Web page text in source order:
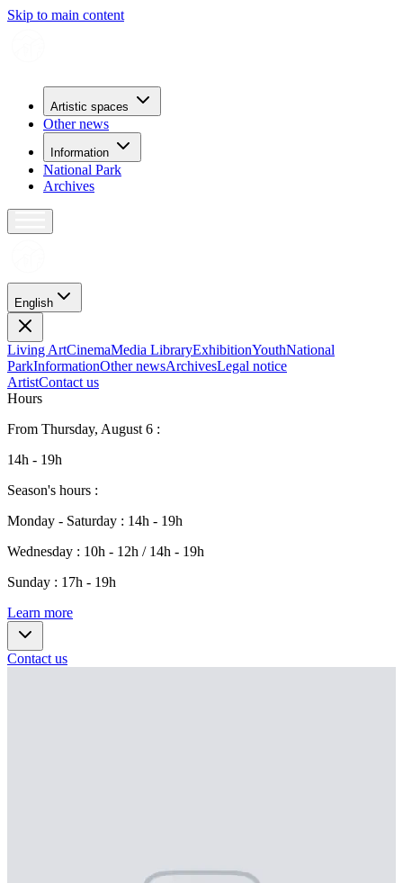
Skip to main content
Artistic spaces
Other news
Information
National Park
Archives
English
Living ArtCinemaMedia LibraryExhibitionYouthNational
ParkInformationOther newsArchivesLegal notice
ArtistContact us
Hours
From Thursday, August 6 :
14h - 19h
Season's hours :
Monday - Saturday : 14h - 19h
Wednesday : 10h - 12h / 14h - 19h
Sunday : 17h - 19h
Learn more
Contact us